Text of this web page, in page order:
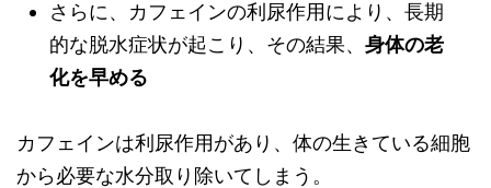
さらに、カフェインの利尿作用により、長期
的な脱水症状が起こり、その結果、 身体の老
化を早める
カフェインは利尿作用があり、体の生きている細胞
から必要な水分取り除いてしまう。